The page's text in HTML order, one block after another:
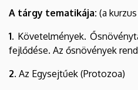
A tárgy tematikája: (a
1. Követelmények.
fejlődése. Az ősnövények
2. Az Egysejtűek (Protozoa)